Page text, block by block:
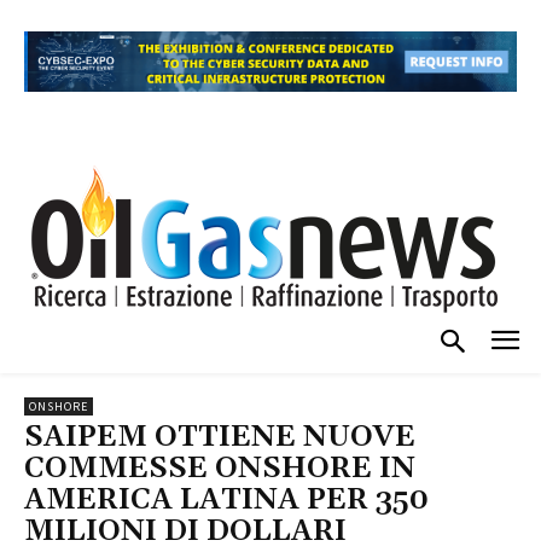
ONSHORE
SAIPEM OTTIENE NUOVE
COMMESSE ONSHORE IN
AMERICA LATINA PER 350
MILIONI DI DOLLARI